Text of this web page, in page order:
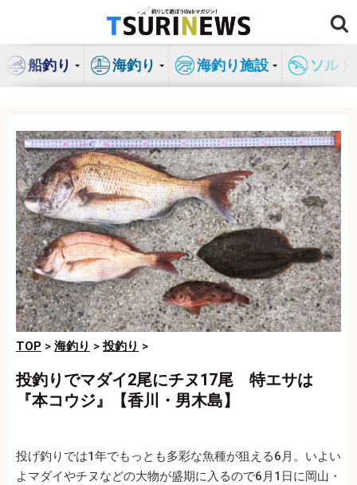
ン
船釣り 海釣り 海釣り施設 ソル
TOP > 海釣り > 投釣り >
投釣りでマダイ2尾にチヌ17尾 特エサは
『本コウジ』【香川・男木島】
投げ釣りでは1年でもっとも多彩な魚種が狙える6月。いよい
よマダイやチヌなどの大物が盛期に入るので6月1日に岡山・